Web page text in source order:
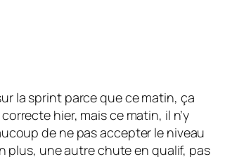
la sprint parce que ce matin, ça
hier, mais ce matin, il n’y
de ne pas accepter le niveau
plus, une autre chute en qualif, pas